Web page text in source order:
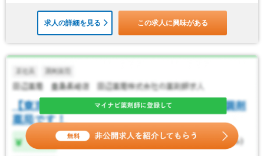
求人の詳細を見る この求人に興味がある